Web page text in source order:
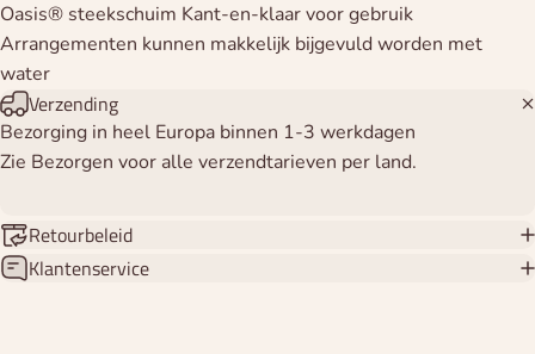
Oasis® steekschuim Kant-en-klaar voor gebruik
Arrangementen kunnen makkelijk bijgevuld worden met
water
Verzending
Bezorging in heel Europa binnen 1-3 werkdagen
Zie Bezorgen voor alle verzendtarieven per land.
Retourbeleid
Klantenservice